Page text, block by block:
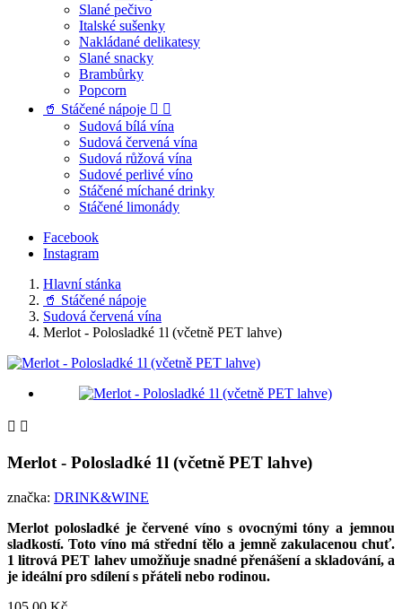
Slané pečivo
Italské sušenky
Nakládané delikatesy
Slané snacky
Brambůrky
Popcorn
🥤 Stáčené nápoje  
Sudová bílá vína
Sudová červená vína
Sudová růžová vína
Sudové perlivé víno
Stáčené míchané drinky
Stáčené limonády
Facebook
Instagram
Hlavní stánka
🥤 Stáčené nápoje
Sudová červená vína
Merlot - Polosladké 1l (včetně PET lahve)
 
Merlot - Polosladké 1l (včetně PET lahve)
značka: DRINK&WINE
Merlot polosladké je červené víno s ovocnými tóny a jemnou
sladkostí. Toto víno má střední tělo a jemně zakulacenou chuť.
1 litrová PET lahev umožňuje snadné přenášení a skladování, a
je ideální pro sdílení s přáteli nebo rodinou.